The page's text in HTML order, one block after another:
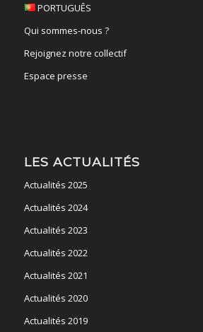
PORTUGUÊS
Qui sommes-nous ?
Rejoignez notre collectif
Espace presse
LES ACTUALITÉS
Actualités 2025
Actualités 2024
Actualités 2023
Actualités 2022
Actualités 2021
Actualités 2020
Actualités 2019